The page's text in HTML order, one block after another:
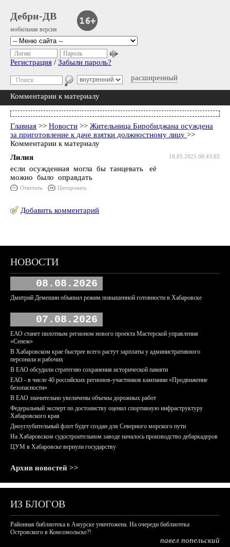
Дебри-ДВ
мобильная версия
расширенный
Логин Пароль
Регистрация / Забыли пароль?
Комментарии к материалу
Главная >> Новости >> Жительница Биробиджана осуждена
за приготовление к даче взятки должностному лицу >>
Комментарии к материалу
18.05.2025 08:43:02
Лилия
если осужденная могла бы танцевать её
можно было оправдать
Ответить Цитировать
Добавить комментарий
НОВОСТИ
08.08.2026
Дмитрий Демешин объявил режим повышенной готовности в Хабаровске
07.08.2026
ЕАО станет пилотным регионом нового проекта Мастерской управления
«Сенеж»
В Хабаровском крае быстрее всего растут зарплаты у административного
персонала и рабочих
В ЕАО обсудили стратегию сохранения исторической памяти
ЕАО - в числе 40 российских регионов-участников кампании «Продвижение
безопасности»
В ЕАО значительно увеличены объемы дорожных работ
Федеральный эксперт по достоинству оценил спортивную инфраструктуру
Хабаровского края
Дноуглубительный флот будет создан для Северного морского пути
На Хабаровском судостроительном заводе началось производство дебаркадеров
ЦУМ в Хабаровске вернули государству
Архив новостей >>
ИЗ БЛОГОВ
Районная библиотека в Амурске уничтожена. На очереди библиотека
Островского в Комсомольске?!
павел попельский